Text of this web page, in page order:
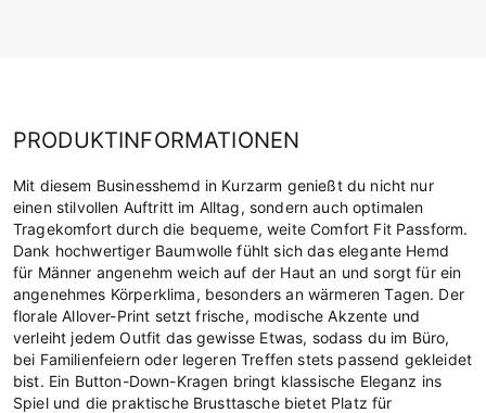
PRODUKTINFORMATIONEN
Mit diesem Businesshemd in Kurzarm genießt du nicht nur
einen stilvollen Auftritt im Alltag, sondern auch optimalen
Tragekomfort durch die bequeme, weite Comfort Fit Passform.
Dank hochwertiger Baumwolle fühlt sich das elegante Hemd
für Männer angenehm weich auf der Haut an und sorgt für ein
angenehmes Körperklima, besonders an wärmeren Tagen. Der
florale Allover-Print setzt frische, modische Akzente und
verleiht jedem Outfit das gewisse Etwas, sodass du im Büro,
bei Familienfeiern oder legeren Treffen stets passend gekleidet
bist. Ein Button-Down-Kragen bringt klassische Eleganz ins
Spiel und die praktische Brusttasche bietet Platz für